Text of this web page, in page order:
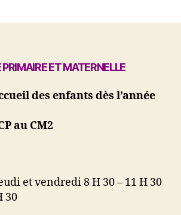
PRIMAIRE ET MATERNELLE
des enfants dès l’année
au CM2
et vendredi 8 H 30 – 11 H 30
30